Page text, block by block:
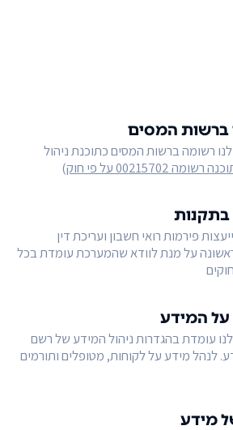
ברשות המסים
רשומה ברשות המסים כתוכנת ניהול
רשומה 00215702 על פי חוק )
בתקנות
פירמות רואי חשבון ועריכת דין
על מנת לוודא שהמערכת עומדת בכל
על המידע
עומדת בהגדרות ניהול המידע של רשם
לנהל מידע על לקוחות, מטופלים ותורמים
מידע